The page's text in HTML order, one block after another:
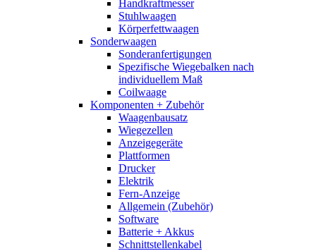
Handkraftmesser
Stuhlwaagen
Körperfettwaagen
Sonderwaagen
Sonderanfertigungen
Spezifische Wiegebalken nach
individuellem Maß
Coilwaage
Komponenten + Zubehör
Waagenbausatz
Wiegezellen
Anzeigegeräte
Plattformen
Drucker
Elektrik
Fern-Anzeige
Allgemein (Zubehör)
Software
Batterie + Akkus
Schnittstellenkabel